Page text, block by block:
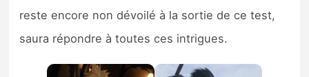
reste encore non dévoilé à la sortie de ce test,
saura répondre à toutes ces intrigues.